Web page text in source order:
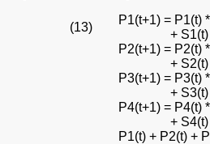
(13)
P1(t+1) = P1(t)
+ S1(t) *
P2(t+1) = P2(t)
+ S2(t) *
P3(t+1) = P3(t)
+ S3(t) *
P4(t+1) = P4(t)
+ S4(t) *
P1(t) + P2(t) +